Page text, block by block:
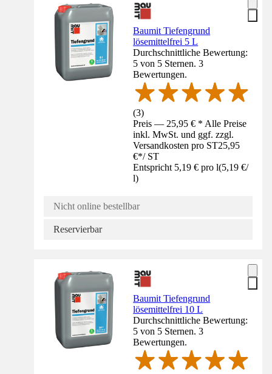
Baumit Tiefengrund
lösemittelfrei 5 L
Durchschnittliche Bewertung:
5 von 5 Sternen. 3
Bewertungen.
(3)
Preis — 25,95 € * Alle Preise
inkl. MwSt. und ggf. zzgl.
Versandkosten pro ST25,95
€*/ ST
Entspricht 5,19 € pro l(5,19 €/
l)
Nicht online bestellbar
Reservierbar
Baumit Tiefengrund
lösemittelfrei 10 L
Durchschnittliche Bewertung:
5 von 5 Sternen. 3
Bewertungen.